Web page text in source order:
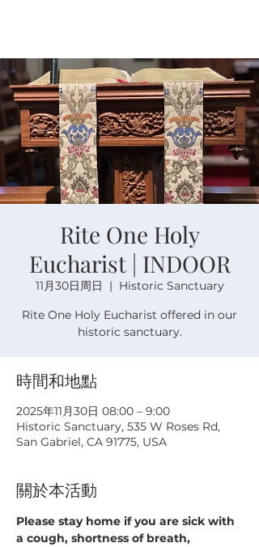
Rite One Holy
Eucharist | INDOOR
11月30日周日
  |
Historic Sanctuary
Rite One Holy Eucharist offered in our
historic sanctuary.
時間和地點
2025年11月30日 08:00 – 9:00
Historic Sanctuary, 535 W Roses Rd,
San Gabriel, CA 91775, USA
關於本活動
Please stay home if you are sick with
a cough, shortness of breath,